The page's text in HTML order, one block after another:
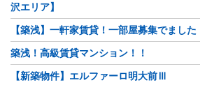
沢エリア】
【築浅】一軒家賃貸！一部屋募集でました
築浅！高級賃貸マンション！！
【新築物件】エルファーロ明大前Ⅲ